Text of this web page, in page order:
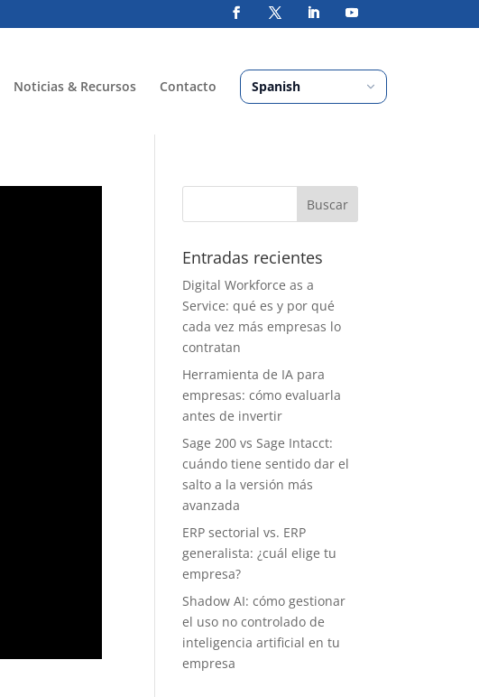
Noticias & Recursos Contacto
Entradas recientes
Digital Workforce as a
Service: qué es y por qué
cada vez más empresas lo
contratan
Herramienta de IA para
empresas: cómo evaluarla
antes de invertir
Sage 200 vs Sage Intacct:
cuándo tiene sentido dar el
salto a la versión más
avanzada
ERP sectorial vs. ERP
generalista: ¿cuál elige tu
empresa?
Shadow AI: cómo gestionar
el uso no controlado de
inteligencia artificial en tu
empresa